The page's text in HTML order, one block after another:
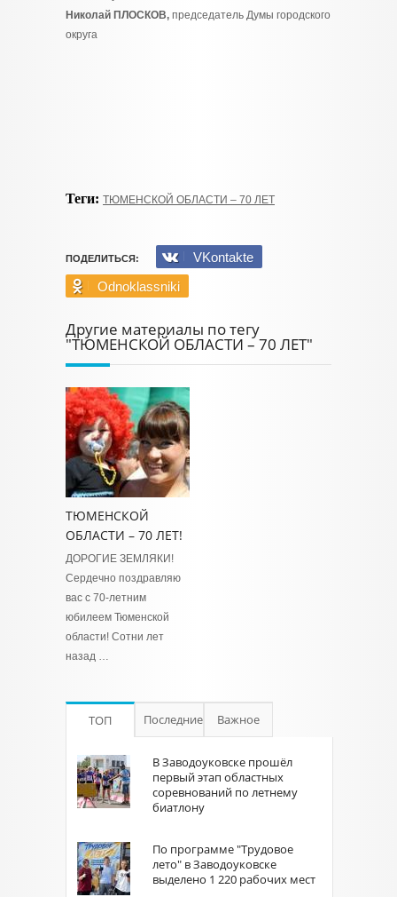
Николай ПЛОСКОВ, председатель Думы городского
округа
Теги: ТЮМЕНСКОЙ ОБЛАСТИ – 70 ЛЕТ
ПОДЕЛИТЬСЯ:
VKontakte
Odnoklassniki
Другие материалы по тегу
"ТЮМЕНСКОЙ ОБЛАСТИ – 70 ЛЕТ"
ТЮМЕНСКОЙ
ОБЛАСТИ – 70 ЛЕТ!
ДОРОГИЕ ЗЕМЛЯКИ!
Сердечно поздравляю
вас с 70-летним
юбилеем Тюменской
области! Сотни лет
назад …
ТОП Последние Важное
В Заводоуковске прошёл
первый этап областных
соревнований по летнему
биатлону
По программе "Трудовое
лето" в Заводоуковске
выделено 1 220 рабочих мест